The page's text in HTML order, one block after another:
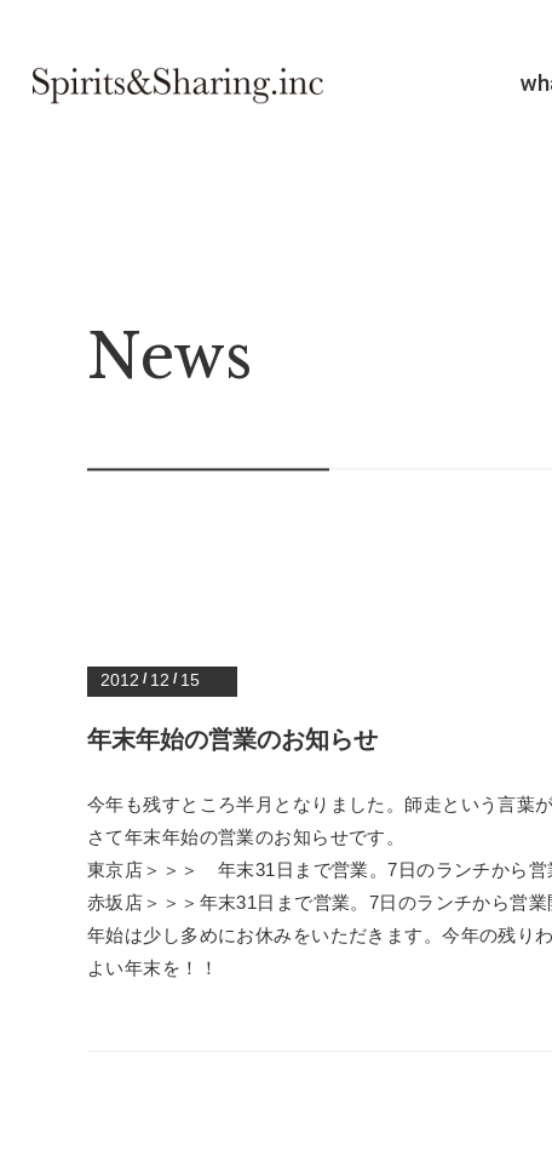
2012 / 12 / 15
年末年始の営業のお知らせ
今年も残すところ半月となりました。師走という言葉
さて年末年始の営業のお知らせです。
東京店＞＞＞ 年末31日まで営業。7日のランチから営
赤坂店＞＞＞年末31日まで営業。7日のランチから営業
年始は少し多めにお休みをいただきます。今年の残り
よい年末を！！
News